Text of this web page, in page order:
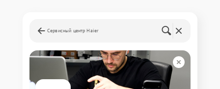
Сервисный центр Haier